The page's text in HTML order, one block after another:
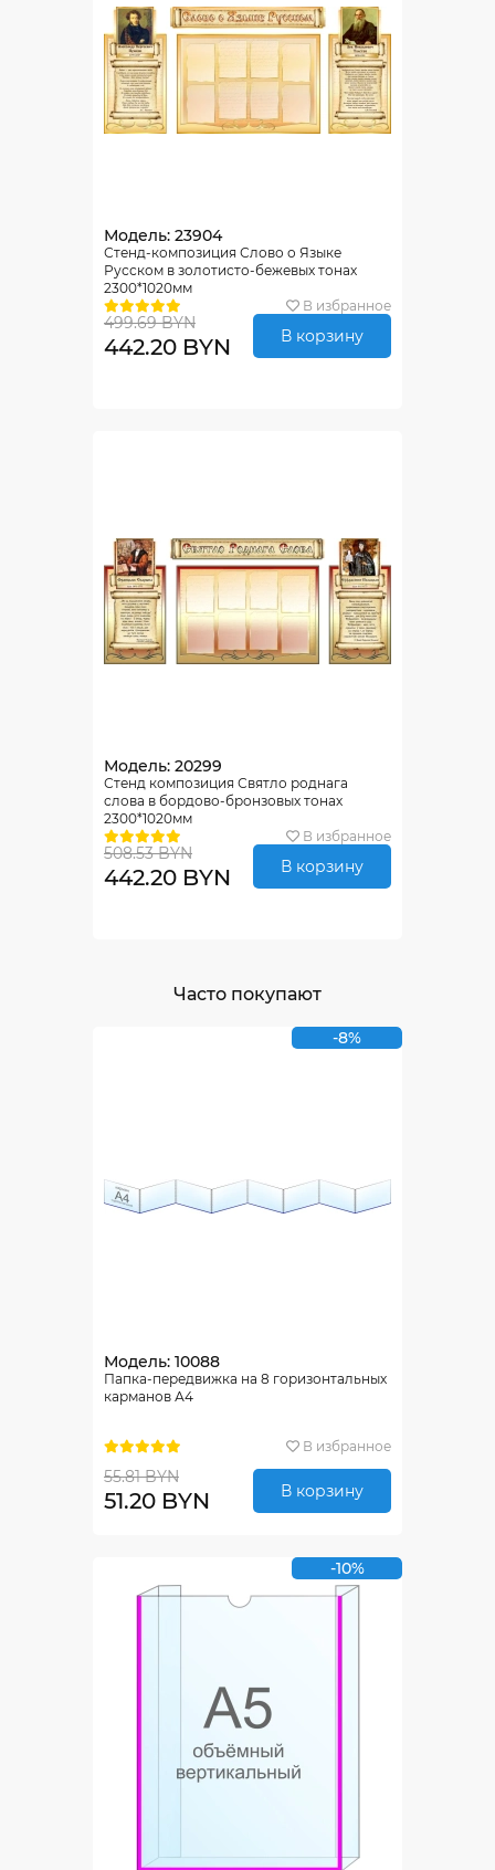
Модель: 23904
Стенд-композиция Слово о Языке
Русском в золотисто-бежевых тонах
2300*1020мм
В избранное
499.69 BYN
442.20 BYN В корзину
Модель: 20299
Стенд композиция Святло роднага
слова в бордово-бронзовых тонах
2300*1020мм
В избранное
508.53 BYN
442.20 BYN В корзину
Часто покупают
-8%
Модель: 10088
Папка-передвижка на 8 горизонтальных
карманов А4
В избранное
55.81 BYN
51.20 BYN В корзину
-10%